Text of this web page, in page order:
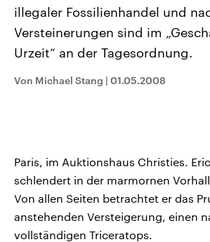
und Kandidaten der anstehenden
Wahl.
Audio-Archiv
illegaler Fossilienhandel und
Versteinerungen sind im
Urzeit“ an der Tagesordnung.
Von Michael Stang | 01.05.2008
Paris, im Auktionshaus Christies.
schlendert in der marmornen
Von allen Seiten betrachtet er das
anstehenden Versteigerung, einen
vollständigen Triceratops.